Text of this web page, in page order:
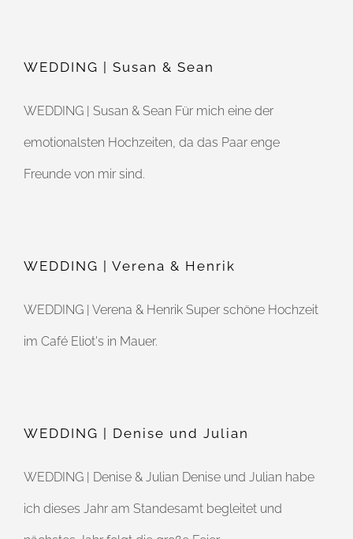
WEDDING | Susan & Sean
WEDDING | Susan & Sean Für mich eine der
emotionalsten Hochzeiten, da das Paar enge
Freunde von mir sind.
WEDDING | Verena & Henrik
WEDDING | Verena & Henrik Super schöne Hochzeit
im Café Eliot's in Mauer.
WEDDING | Denise und Julian
WEDDING | Denise & Julian Denise und Julian habe
ich dieses Jahr am Standesamt begleitet und